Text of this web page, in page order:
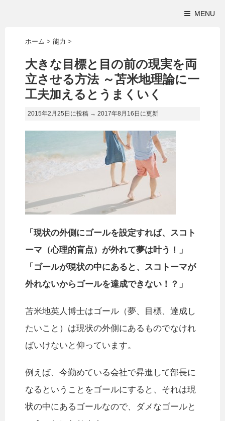
MENU
ホーム > 能力 >
大きな目標と目の前の現実を両
立させる方法 ～苫米地理論に一
工夫加えるとうまくいく
2015年2月25日に投稿 → 2017年8月16日 に更新
「現状の外側にゴールを設定すれば、スコト
ーマ（心理的盲点）が外れて夢は叶う！」
「ゴールが現状の中にあると、スコトーマが
外れないからゴールを達成できない！？」
苫米地英人博士はゴール（夢、目標、達成し
たいこと）は現状の外側にあるものでなけれ
ばいけないと仰っています。
例えば、今勤めている会社で昇進して部長に
なるということをゴールにすると、それは現
状の中にあるゴールなので、ダメなゴールと